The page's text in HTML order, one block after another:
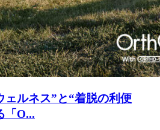
ェルネス”と“着脱の利便
「O...